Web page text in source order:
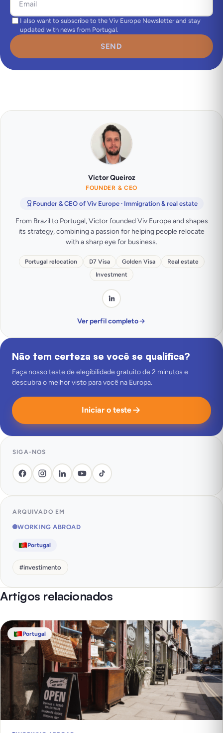
I also want to subscribe to the Viv Europe Newsletter and stay
updated with news from Portugal.
SEND
Victor Queiroz
FOUNDER & CEO
Founder & CEO of Viv Europe · Immigration & real estate
From Brazil to Portugal, Victor founded Viv Europe and shapes
its strategy, combining a passion for helping people relocate
with a sharp eye for business.
Portugal relocation D7 Visa Golden Visa
Real estate
Investment
Ver perfil completo
Não tem certeza se você se qualifica?
Faça nosso teste de elegibilidade gratuito de 2 minutos e
descubra o melhor visto para você na Europa.
Iniciar o teste
SIGA-NOS
ARQUIVADO EM
WORKING ABROAD
Portugal
#investimento
Artigos relacionados
Portugal